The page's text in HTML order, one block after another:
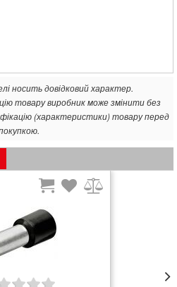
носить довідковий характер.
товару виробник може змінити без
(характеристики) товару перед